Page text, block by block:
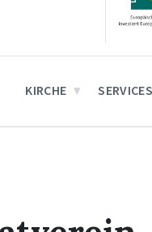
KIRCHE SERVICES